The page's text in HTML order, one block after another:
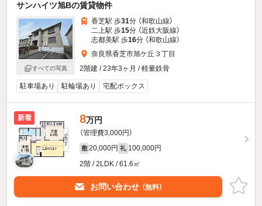
サンハイツ旭Bの賃貸物件
すべての写真
香芝駅 歩31分 （和歌山線）
二上駅 歩15分 （近鉄大阪線）
志都美駅 歩16分 （和歌山線）
奈良県香芝市旭ケ丘３丁目
2階建 / 23年3ヶ月 / 軽量鉄骨
駐車場あり 駐輪場あり 宅配ボックス
新着 8万円
（管理費3,000円）
敷 20,000円 礼 100,000円
2階 / 2LDK / 61.6㎡
お問い合わせ （無料）